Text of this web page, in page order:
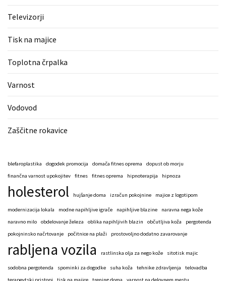
Televizorji
Tisk na majice
Toplotna črpalka
Varnost
Vodovod
Zaščitne rokavice
blefaroplastika dogodek promocija domača fitnes oprema
dopust ob morju
finančna varnost upokojitev
fitnes fitnes oprema hipnoterapija hipnoza
holesterol hujšanje doma izračun pokojnine majice z logotipom
modernizacija lokala modne napihljive igrače napihljive blazine
naravna nega kože
naravno milo
obdelovanje železa oblika napihljivih blazin občutljiva koža
pergotenda
pokojninsko načrtovanje
počitnice na plaži prostovoljno dodatno zavarovanje
rabljena vozila rastlinska olja za nego kože sitotisk majic
sodobna pergotenda spominki za dogodke suha koža tehnike zdravljenja
telovadba